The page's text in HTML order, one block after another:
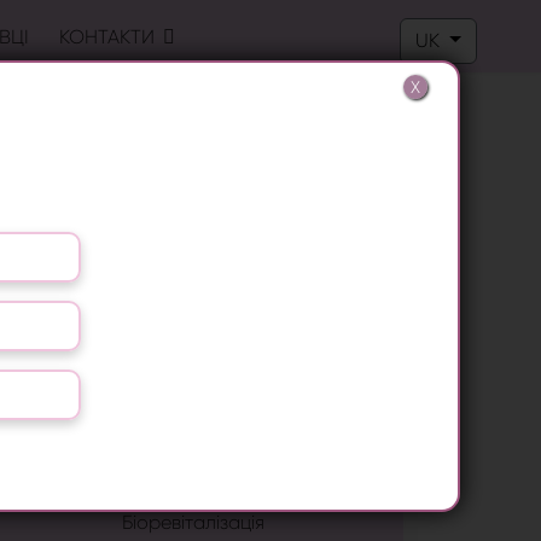
КОНТАКТИ Оберіть свою
UK
Біоревіталізація
X